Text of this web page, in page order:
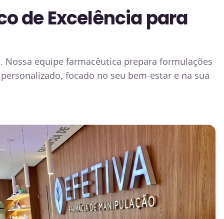
de Excelência para
equipe farmacêutica prepara formulações
focado no seu bem-estar e na sua